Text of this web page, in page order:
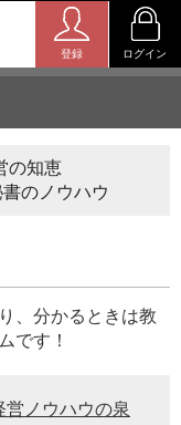
登録 ログイン
の知恵
のノウハウ
、分かるときは教
です！
営ノウハウの泉